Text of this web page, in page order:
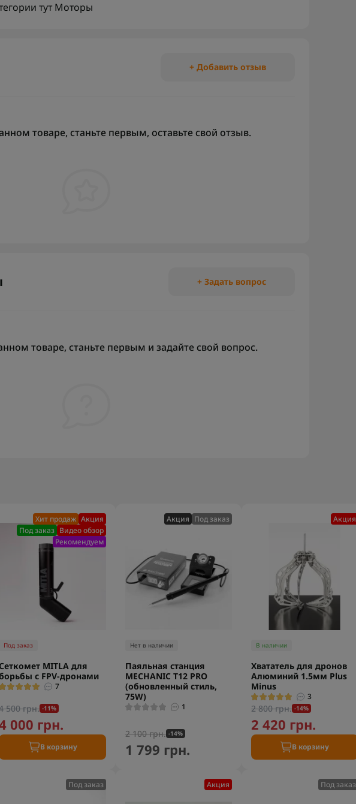
тут Моторы
+ Добавить отзыв
товаре, станьте первым, оставьте свой отзыв.
+ Задать вопрос
товаре, станьте первым и задайте свой вопрос.
Хит продаж Акция
Под заказ Видео обзор
Рекомендуем
Под заказ
Сеткомет MITLA для
с FPV-дронами
7
500 грн. -11%
000 грн.
В корзину
Акция Под заказ
Нет в наличии
Паяльная станция
MECHANIC T12 PRO
(обновленный стиль,
75W)
1
2 100 грн. -14%
1 799 грн.
Акция
В наличии
Хвататель для дронов
Алюминий 1.5мм Plus
Minus
3
2 800 грн. -14%
2 420 грн.
В корзину
Под заказ Акция Под заказ